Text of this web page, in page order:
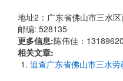
地址2：广东省佛山市三水
邮编: 528135
更多信息:陈伟佳：
相关文章:
追查广东省佛山市三水